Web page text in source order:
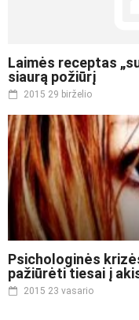
Laimės receptas
siaurą požiūrį
2015 29 birželio
Psichologinės
pažiūrėti tiesai į
2015 23 vasario